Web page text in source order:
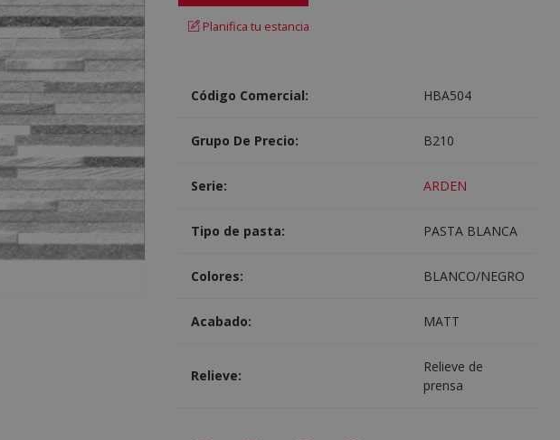
Planifica tu estancia
Código Comercial: HBA504
Grupo De Precio: B210
Serie: ARDEN
Tipo de pasta: PASTA BLANCA
Colores: BLANCO/NEGRO
Acabado: MATT
Relieve:
Relieve de
prensa